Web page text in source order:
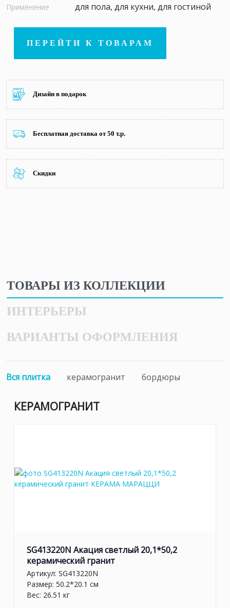
Применение для пола, для кухни, для гостиной
ПЕРЕЙТИ К ТОВАРАМ
Дизайн в подарок
Бесплатная доставка от 50 т.р.
Скидки
ТОВАРЫ ИЗ КОЛЛЕКЦИИ
ИНТЕРЬЕРЫ
ВАРИАНТЫ ОФОРМЛЕНИЯ
Вся плитка керамогранит бордюры
КЕРАМОГРАНИТ
SG413220N Акация светлый 20,1*50,2
керамический гранит
Артикул: SG413220N
Размер: 50.2*20.1 см
Вес: 26.51 кг